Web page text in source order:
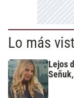
Lo más
Lejos